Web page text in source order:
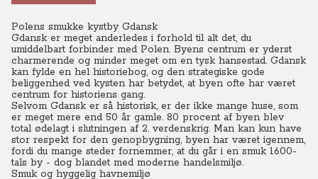
Polens smukke kystby Gdansk
Gdansk er meget anderledes i forhold til alt det, du
umiddelbart forbinder med Polen. Byens centrum er yderst
charmerende og minder meget om en tysk hansestad. Gdansk
kan fylde en hel historiebog, og den strategiske gode
beliggenhed ved kysten har betydet, at byen ofte har været
centrum for historiens gang.
Selvom Gdansk er så historisk, er der ikke mange huse, som
er meget mere end 50 år gamle. 80 procent af byen blev
total ødelagt i slutningen af 2. verdenskrig. Man kan kun have
stor respekt for den genopbygning, byen har været igennem,
fordi du mange steder fornemmer, at du går i en smuk 1600-
tals by - dog blandet med moderne handelsmiljø.
Smuk og hyggelig havnemiljø